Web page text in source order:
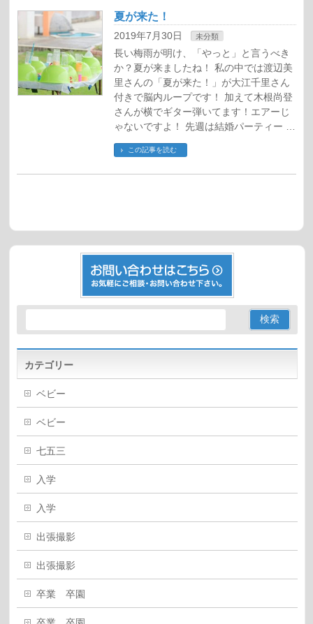
夏が来た！
2019年7月30日 未分類
長い梅雨が明け、「やっと」と言うべき
か？夏が来ましたね！ 私の中では渡辺美
里さんの「夏が来た！」が大江千里さん
付きで脳内ループです！ 加えて木根尚登
さんが横でギター弾いてます！エアーじ
ゃないですよ！ 先週は結婚パーティー …
この記事を読む
カテゴリー
ベビー
ベビー
七五三
入学
入学
出張撮影
出張撮影
卒業 卒園